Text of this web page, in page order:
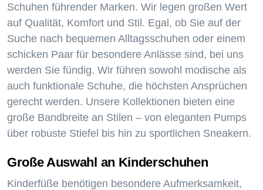
Schuhen führender Marken. Wir legen großen Wert
auf Qualität, Komfort und Stil. Egal, ob Sie auf der
Suche nach bequemen Alltagsschuhen oder einem
schicken Paar für besondere Anlässe sind, bei uns
werden Sie fündig. Wir führen sowohl modische als
auch funktionale Schuhe, die höchsten Ansprüchen
gerecht werden. Unsere Kollektionen bieten eine
große Bandbreite an Stilen – von eleganten Pumps
über robuste Stiefel bis hin zu sportlichen Sneakern.
Große Auswahl an Kinderschuhen
Kinderfüße benötigen besondere Aufmerksamkeit,